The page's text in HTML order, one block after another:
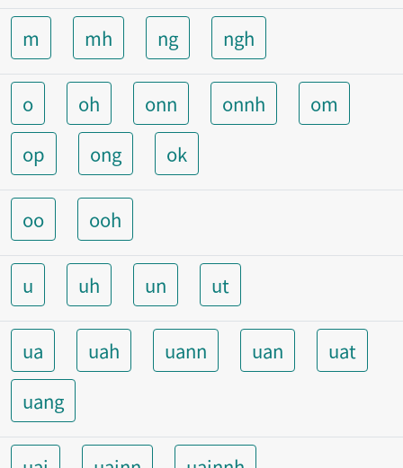
m mh ng ngh
o oh onn onnh
om
op
ong ok
oo ooh
u uh un ut
ua uah uann uan
uat
uang